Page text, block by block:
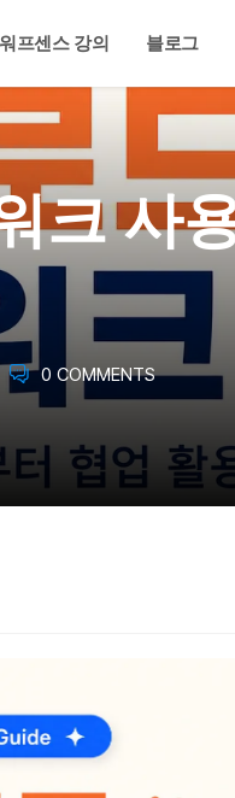
워프센스 강의 블로그
크 사
0 COMMENTS